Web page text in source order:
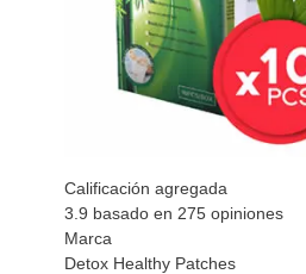
Calificación agregada
3.9 basado en 275 opiniones
Marca
Detox Healthy Patches